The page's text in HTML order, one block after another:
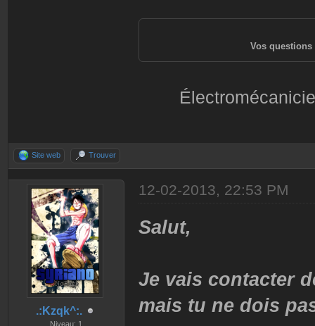
Vos questions
Site web Trouver
.:Kzqk^:.
Niveau: 1
12-02-2013, 22:53 PM
Salut,
Je vais contacter
mais tu ne dois